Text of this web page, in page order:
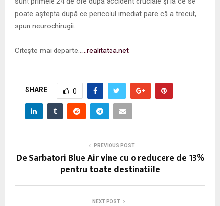
poate aştepta după ce pericolul imediat pare că a trecut,
spun neurochirugii.
Citește mai departe… …realitatea.net
SHARE 0
PREVIOUS POST
De Sarbatori Blue Air vine cu o reducere de 13%
pentru toate destinatiile
NEXT POST